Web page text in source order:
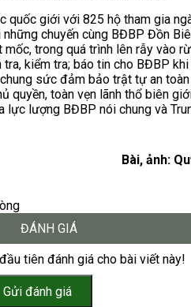
quốc giới với 825 hộ tham gia
chuyến cùng BĐBP Đồn
trong quá trình lên rẫy vào
kiểm tra; báo tin cho BĐBP
sức đảm bảo trật tự an
quyền, toàn vẹn lãnh thổ biên
lực lượng BĐBP nói chung và
Bài, ảnh:
ĐÁNH GIÁ
tiên đánh giá cho bài viết này!